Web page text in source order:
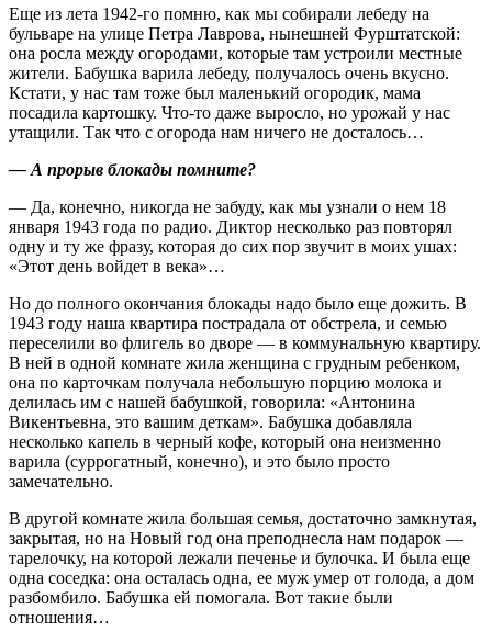
Еще из лета 1942‑го помню, как мы собирали лебеду на
бульваре на улице Петра Лаврова, нынешней Фурштатской:
она росла между огородами, которые там устроили местные
жители. Бабушка варила лебеду, получалось очень вкусно.
Кстати, у нас там тоже был маленький огородик, мама
посадила картошку. Что‑то даже выросло, но урожай у нас
утащили. Так что с огорода нам ничего не досталось…
— А прорыв блокады помните?
— Да, конечно, никогда не забуду, как мы узнали о нем 18
января 1943 года по радио. Диктор несколько раз повторял
одну и ту же фразу, которая до сих пор звучит в моих ушах:
«Этот день войдет в века»…
Но до полного окончания блокады надо было еще дожить. В
1943 году наша квартира пострадала от обстрела, и семью
переселили во флигель во дворе — в коммунальную квартиру.
В ней в одной комнате жила женщина с грудным ребенком,
она по карточкам получала небольшую порцию молока и
делилась им с нашей бабушкой, говорила: «Антонина
Викентьевна, это вашим деткам». Бабушка добавляла
несколько капель в черный кофе, который она неизменно
варила (суррогатный, конечно), и это было просто
замечательно.
В другой комнате жила большая семья, достаточно замкнутая,
закрытая, но на Новый год она преподнесла нам подарок —
тарелочку, на которой лежали печенье и булочка. И была еще
одна соседка: она осталась одна, ее муж умер от голода, а дом
разбомбило. Бабушка ей помогала. Вот такие были
отношения…